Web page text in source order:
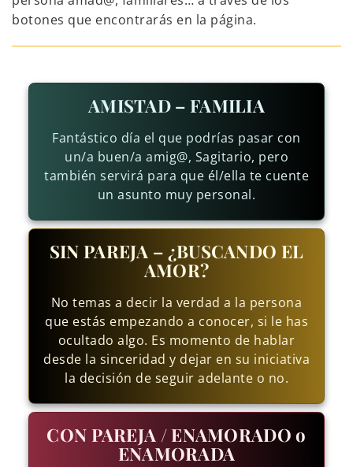
botones que encontrarás en la página.
AMISTAD – FAMILIA
Fantástico día el que podrías pasar con
un/a buen/a amig@, Sagitario, pero
también servirá para que él/ella te cuente
un asunto muy personal.
SIN PAREJA – ¿BUSCANDO EL
AMOR?
No temas a decir la verdad a la persona
que estás empezando a conocer, si le has
ocultado algo. Es momento de hablar
desde la sinceridad y dejar en su iniciativa
la decisión de seguir adelante o no.
CON PAREJA / ENAMORADO o
ENAMORADA